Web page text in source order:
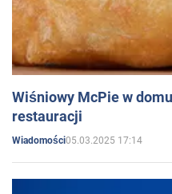
Wiśniowy McPie w
restauracji
Wiadomości05.03.2025 17:14